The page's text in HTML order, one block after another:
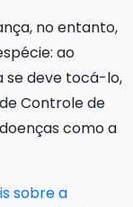
no entanto,
ao
se deve tocá-lo,
Controle de
como a
sobre a